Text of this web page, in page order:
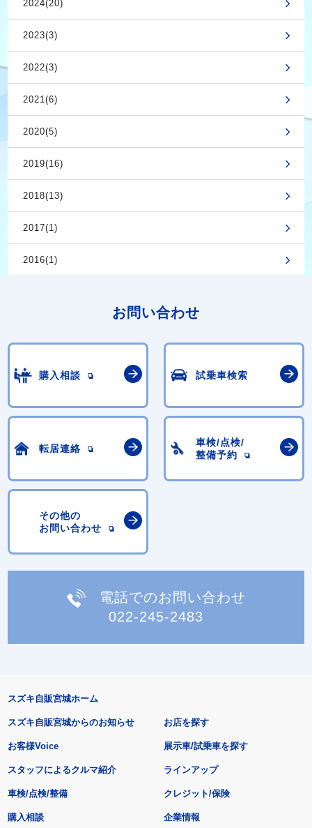
2024(20)
2023(3)
2022(3)
2021(6)
2020(5)
2019(16)
2018(13)
2017(1)
2016(1)
お問い合わせ
購入相談 試乗車検索
転居連絡
車検/点検/
整備予約
その他の
お問い合わせ
電話でのお問い合わせ
022-245-2483
スズキ自販宮城ホーム
スズキ自販宮城からのお知らせ
お客様Voice
スタッフによるクルマ紹介
お店を探す
展示車/試乗車を探す
ラインアップ
車検/点検/整備 クレジット/保険
購入相談 企業情報